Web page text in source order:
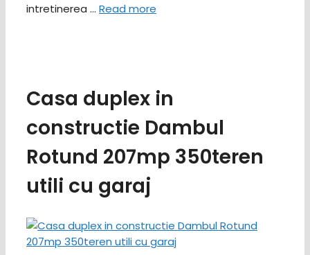
intretinerea … Read more
Casa duplex in
constructie Dambul
Rotund 207mp 350teren
utili cu garaj